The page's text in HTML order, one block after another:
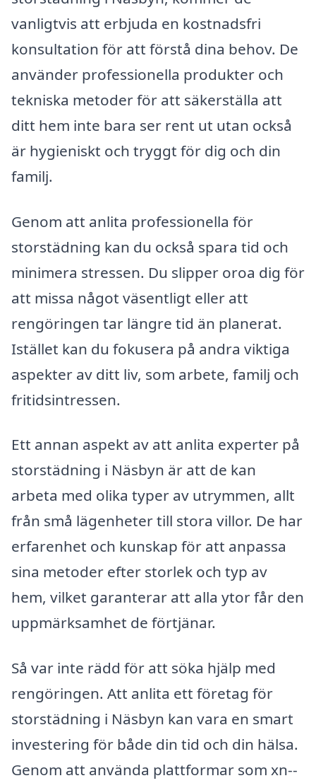
vanligtvis att erbjuda en kostnadsfri
konsultation för att förstå dina behov. De
använder professionella produkter och
tekniska metoder för att säkerställa att
ditt hem inte bara ser rent ut utan också
är hygieniskt och tryggt för dig och din
familj.
Genom att anlita professionella för
storstädning kan du också spara tid och
minimera stressen. Du slipper oroa dig för
att missa något väsentligt eller att
rengöringen tar längre tid än planerat.
Istället kan du fokusera på andra viktiga
aspekter av ditt liv, som arbete, familj och
fritidsintressen.
Ett annan aspekt av att anlita experter på
storstädning i Näsbyn är att de kan
arbeta med olika typer av utrymmen, allt
från små lägenheter till stora villor. De har
erfarenhet och kunskap för att anpassa
sina metoder efter storlek och typ av
hem, vilket garanterar att alla ytor får den
uppmärksamhet de förtjänar.
Så var inte rädd för att söka hjälp med
rengöringen. Att anlita ett företag för
storstädning i Näsbyn kan vara en smart
investering för både din tid och din hälsa.
Genom att använda plattformar som xn--